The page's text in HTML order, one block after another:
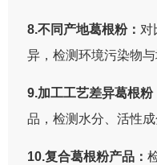
8.不同产地葛根粉： 对
异，检测环境污染物与
9.加工工艺差异葛根粉
品，检测水分、活性成
10.复合葛根粉产品：